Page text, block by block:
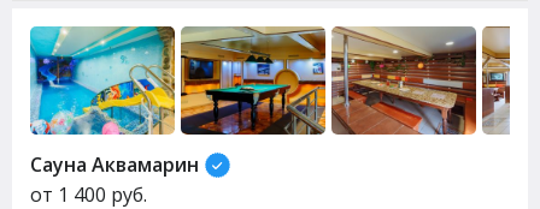
Сауна Аквамарин
от 1 400 руб.